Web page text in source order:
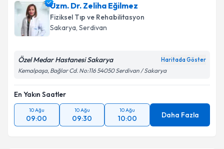
takvim hazırlandığında e-posta ile bilgilendireceğiz.
E-posta Adresiniz
Kişisel verilerimin işlenmesine ilişkinAydınlatma
Metni'ni okudum ve kişisel verilerimin belirtilen
kapsamda işlenmesini kabul ediyorum.
Takvim Talebini Gönder
Uzm. Dr. Zeliha Eğilmez
Fiziksel Tıp ve Rehabilitasyon
Sakarya, Serdivan
Özel Medar Hastanesi Sakarya Haritada Göster
Kemalpaşa, Bağlar Cd. No:116 54050 Serdivan / Sakarya
En Yakın Saatler
10 Ağu
09:00
10 Ağu
09:30
10 Ağu
10:00 Daha Fazla